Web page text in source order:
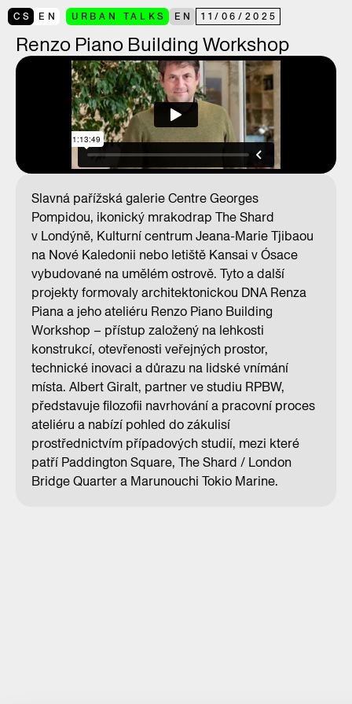
CS EN URBAN TALKS EN 11/ 06/ 2025
Renzo Piano Building Workshop
Slavná pařížská galerie Centre Georges
Pompidou, ikonický mrakodrap The Shard
v Londýně, Kulturní centrum Jeana-Marie Tjibaou
na Nové Kaledonii nebo letiště Kansai v Ósace
vybudované na umělém ostrově. Tyto a další
projekty formovaly architektonickou DNA Renza
Piana a jeho ateliéru Renzo Piano Building
Workshop – přístup založený na lehkosti
konstrukcí, otevřenosti veřejných prostor,
technické inovaci a důrazu na lidské vnímání
místa. Albert Giralt, partner ve studiu RPBW,
představuje filozofii navrhování a pracovní proces
ateliéru a nabízí pohled do zákulisí
prostřednictvím případových studií, mezi které
patří Paddington Square, The Shard / London
Bridge Quarter a Marunouchi Tokio Marine.